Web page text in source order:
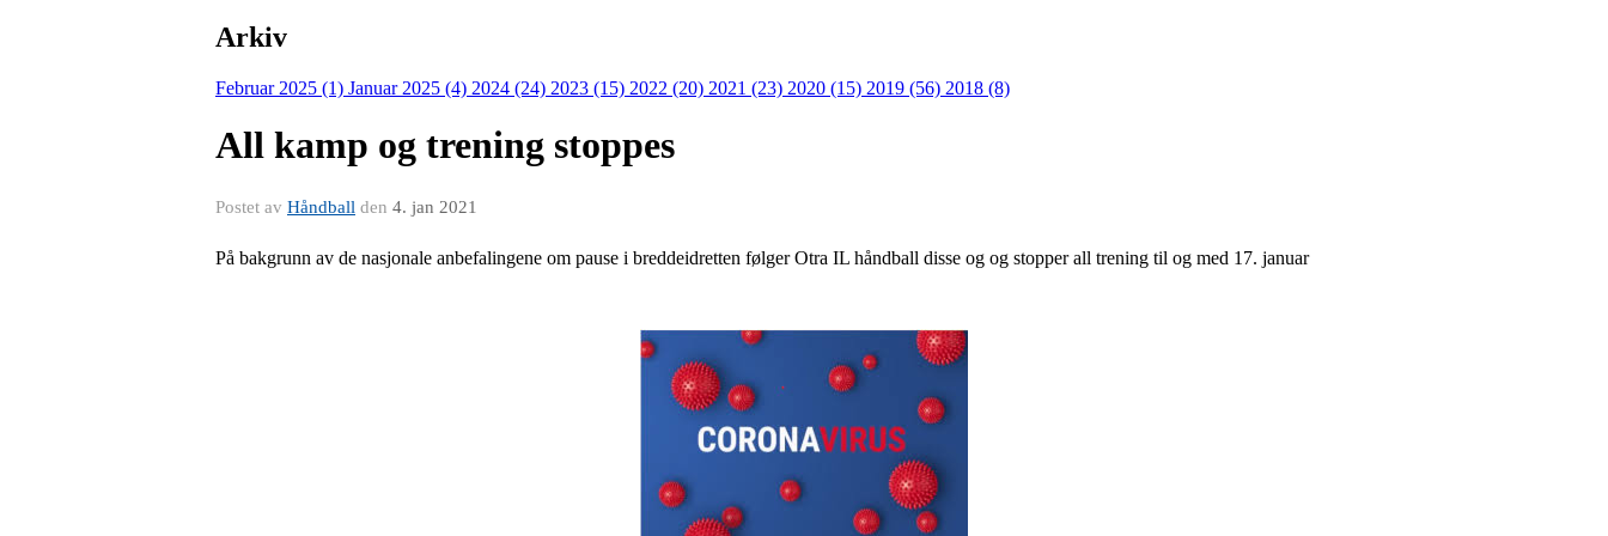
Arkiv
Februar 2025 (1) Januar 2025 (4) 2024 (24) 2023 (15) 2022 (20) 2021 (23) 2020 (15) 2019 (56) 2018 (8)
All kamp og trening stoppes
Postet av Håndball den 4. jan 2021
På bakgrunn av de nasjonale anbefalingene om pause i breddeidretten følger Otra IL håndball disse og og stopper all trening til og med 17. januar